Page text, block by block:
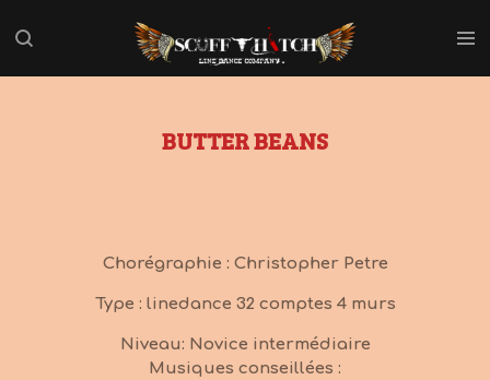
au
BUTTER BEANS
Chorégraphie : Christopher Petre
Type : linedance 32 comptes 4 murs
Niveau: Novice intermédiaire
Musiques conseillées :